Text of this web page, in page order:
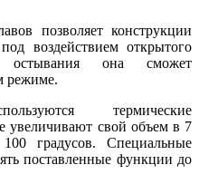
позволяет конструкции
воздействием открытого
она сможет
режиме.
термические
увеличивают свой объем в 7
градусов. Специальные
поставленные функции до